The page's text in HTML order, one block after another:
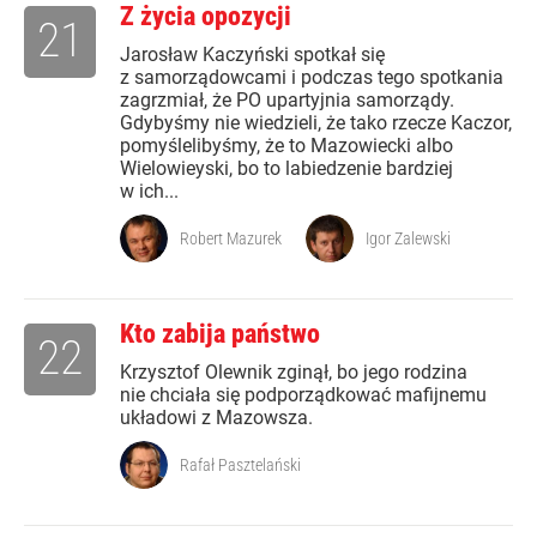
Z życia opozycji
Jarosław Kaczyński spotkał się
z samorządowcami i podczas tego spotkania
zagrzmiał, że PO upartyjnia samorządy.
Gdybyśmy nie wiedzieli, że tako rzecze Kaczor,
pomyślelibyśmy, że to Mazowiecki albo
Wielowieyski, bo to labiedzenie bardziej
w ich...
21
Robert Mazurek Igor Zalewski
Kto zabija państwo
Krzysztof Olewnik zginął, bo jego rodzina
nie chciała się podporządkować mafijnemu
układowi z Mazowsza.
22
Rafał Pasztelański